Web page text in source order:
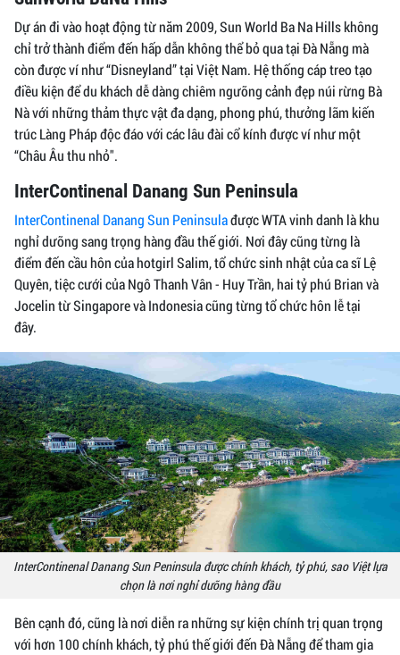
Dự án đi vào hoạt động từ năm 2009, Sun World Ba Na Hills không
chỉ trở thành điểm đến hấp dẫn không thể bỏ qua tại Đà Nẵng mà
còn được ví như “Disneyland” tại Việt Nam. Hệ thống cáp treo tạo
điều kiện để du khách dễ dàng chiêm ngưỡng cảnh đẹp núi rừng Bà
Nà với những thảm thực vật đa dạng, phong phú, thưởng lãm kiến
trúc Làng Pháp độc đáo với các lâu đài cổ kính được ví như một
“Châu Âu thu nhỏ".
InterContinenal Danang Sun Peninsula
InterContinenal Danang Sun Peninsulađược WTA vinh danh là khu
nghỉ dưỡng sang trọng hàng đầu thế giới. Nơi đây cũng từng là
điểm đến cầu hôn của hotgirl Salim, tổ chức sinh nhật của ca sĩ Lệ
Quyên, tiệc cưới của Ngô Thanh Vân - Huy Trần, hai tỷ phú Brian và
Jocelin từ Singapore và Indonesia cũng từng tổ chức hôn lễ tại
đây.
InterContinenal Danang Sun Peninsula được chính khách, tỷ phú, sao Việt lựa
chọn là nơi nghỉ dưỡng hàng đầu
Bên cạnh đó, cũng là nơi diễn ra những sự kiện chính trị quan trọng
với hơn 100 chính khách, tỷ phú thế giới đến Đà Nẵng để tham gia